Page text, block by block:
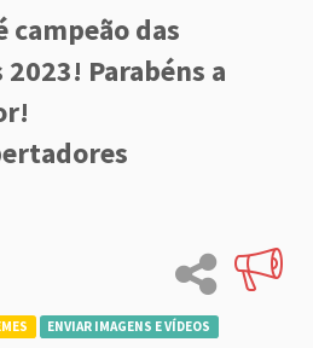
campeão das
Parabéns a
ENVIAR IMAGENS E VÍDEOS